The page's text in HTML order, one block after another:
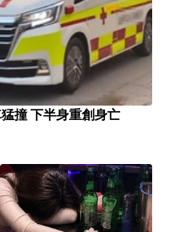
撞 下半身重創身亡